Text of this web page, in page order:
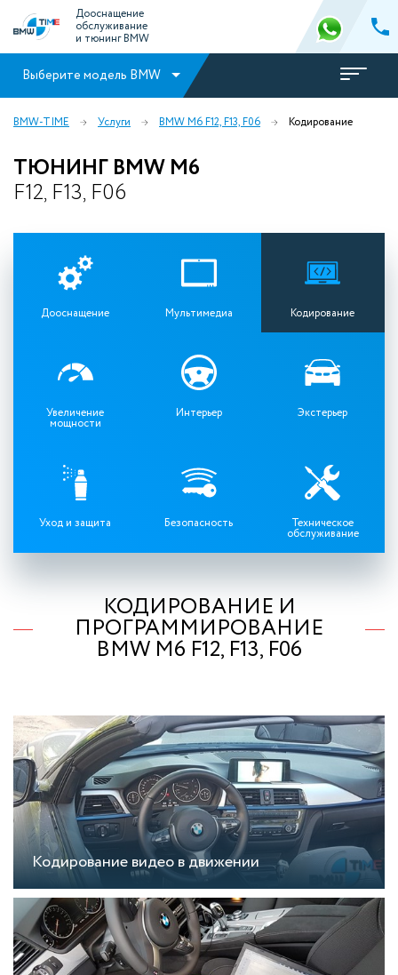
Дооснащение
обслуживание
и тюнинг BMW
Выберите модель BMW
BMW-TIME Услуги BMW M6 F12, F13, F06 Кодирование
ТЮНИНГ BMW M6
F12, F13, F06
Дооснащение Мультимедиа Кодирование
Увеличение
мощности
Интерьер Экстерьер
Уход и защита Безопасность Техническое
обслуживание
КОДИРОВАНИЕ И
ПРОГРАММИРОВАНИЕ
BMW M6 F12, F13, F06
Кодирование видео в движении